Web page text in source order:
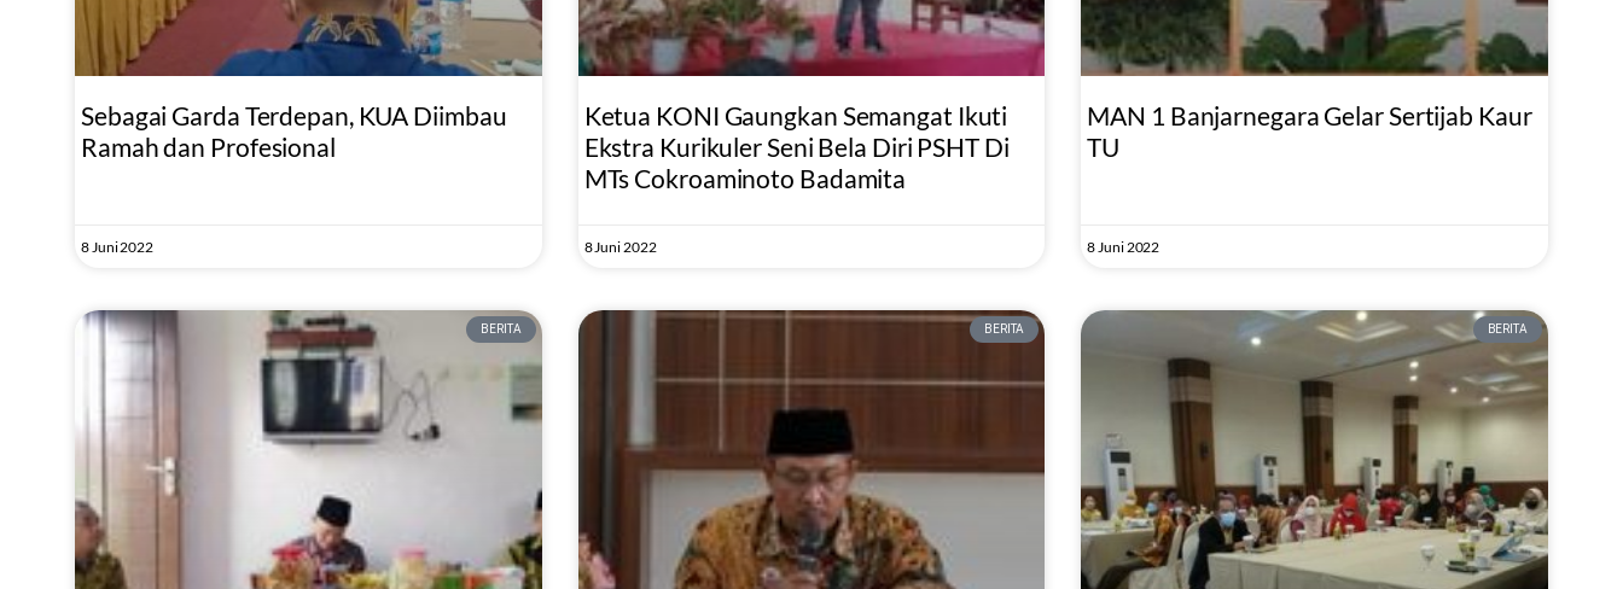
Sebagai Garda Terdepan, KUA Diimbau
Ramah dan Profesional
8 Juni 2022
Ketua KONI Gaungkan Semangat Ikuti
Ekstra Kurikuler Seni Bela Diri PSHT Di
MTs Cokroaminoto Badamita
8 Juni 2022
MAN 1 Banjarnegara Gelar Sertijab Kaur
TU
8 Juni 2022
BERITA BERITA BERITA